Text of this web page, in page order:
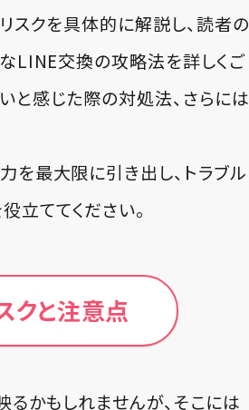
スクを具体的に解説し、読者の
LINE交換の攻略法を詳しくご
と感じた際の対処法、さらには
を最大限に引き出し、トラブル
立ててください。
クと注意点
かもしれませんが、そこには